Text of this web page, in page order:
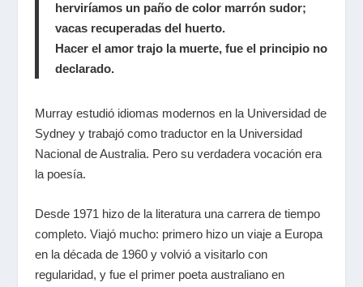
herviríamos un paño de color marrón sudor;
vacas recuperadas del huerto.
Hacer el amor trajo la muerte, fue el principio no
declarado.
Murray estudió idiomas modernos en la Universidad de
Sydney y trabajó como traductor en la Universidad
Nacional de Australia. Pero su verdadera vocación era
la poesía.
Desde 1971 hizo de la literatura una carrera de tiempo
completo. Viajó mucho: primero hizo un viaje a Europa
en la década de 1960 y volvió a visitarlo con
regularidad, y fue el primer poeta australiano en